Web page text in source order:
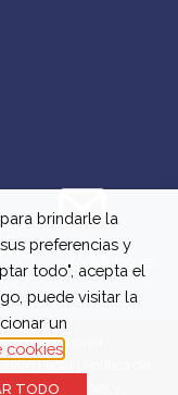
04
27
info@fchp.es
Pulmonar
Aviso Legal
devoluciones y
brindarle la
preferencias y
todo", acepta el
puede visitar la
un
cookies
TODO